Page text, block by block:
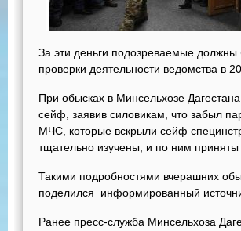
За эти деньги подозреваемые
проверки деятельности ведомства в
При обысках в Минсельхозе
сейф, заявив силовикам, что забыл
МЧС, которые вскрыли сейф
тщательно изучены, и по ним
Такими подробностями вчерашних
поделился информированный
Ранее пресс-служба Минсельхоза